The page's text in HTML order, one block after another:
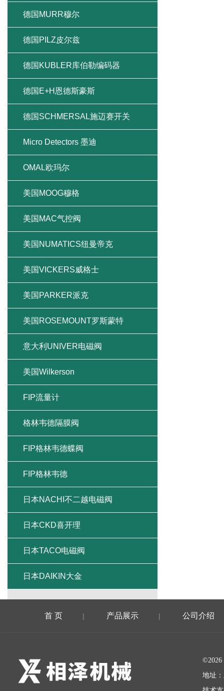
德国MURR穆尔
德国PILZ皮尔兹
德国KUBLER库伯勒编码器
德国E+H恩德斯豪斯
德国SCHMERSAL施迈赛开关
Micro Detectors 墨迪
OMAL欧玛尔
美国MOOG穆格
美国MAC气控阀
美国NUMATICS纽曼帝克
美国VICKERS威格士
美国PARKER派克
美国ROSEMOUNT罗斯蒙特
意大利UNIVER电磁阀
美国Wilkerson
FIP流量计
格林韦德隔膜阀
FIP格林韦德蝶阀
FIP格林韦德
日本NACHI不二越电磁阀
日本CKD喜开理
日本TACO电磁阀
日本DAIKIN大金
首 页 | 产品展示 | 公司介绍
地址